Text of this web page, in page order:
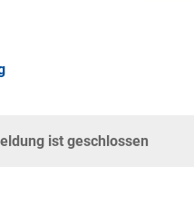
ist geschlossen